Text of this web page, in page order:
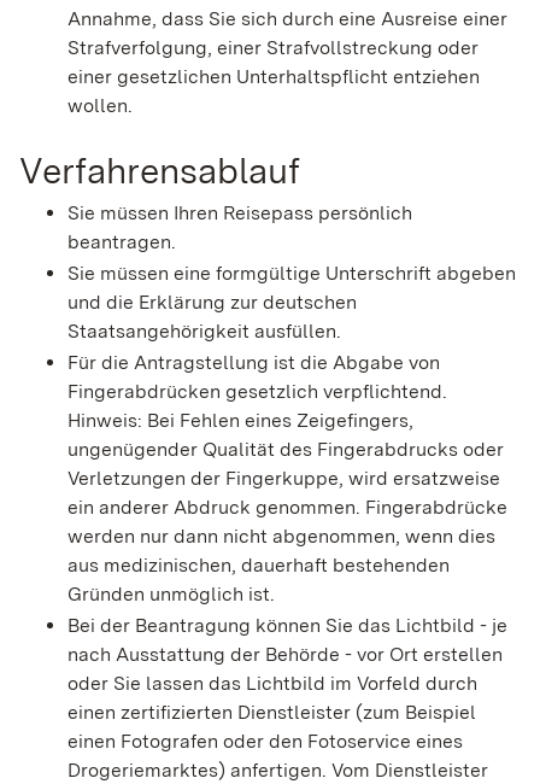
Annahme, dass Sie sich durch eine Ausreise einer
Strafverfolgung, einer Strafvollstreckung oder
einer gesetzlichen Unterhaltspflicht entziehen
wollen.
Verfahrensablauf
Sie müssen Ihren Reisepass persönlich
beantragen.
Sie müssen eine formgültige Unterschrift abgeben
und die Erklärung zur deutschen
Staatsangehörigkeit ausfüllen.
Für die Antragstellung ist die Abgabe von
Fingerabdrücken gesetzlich verpflichtend.
Hinweis: Bei Fehlen eines Zeigefingers,
ungenügender Qualität des Fingerabdrucks oder
Verletzungen der Fingerkuppe, wird ersatzweise
ein anderer Abdruck genommen. Fingerabdrücke
werden nur dann nicht abgenommen, wenn dies
aus medizinischen, dauerhaft bestehenden
Gründen unmöglich ist.
Bei der Beantragung können Sie das Lichtbild - je
nach Ausstattung der Behörde - vor Ort erstellen
oder Sie lassen das Lichtbild im Vorfeld durch
einen zertifizierten Dienstleister (zum Beispiel
einen Fotografen oder den Fotoservice eines
Drogeriemarktes) anfertigen. Vom Dienstleister